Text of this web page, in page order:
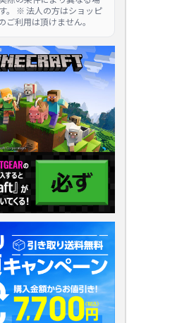
。 ※ 法人の方はショッピ
ご利用は頂けません。